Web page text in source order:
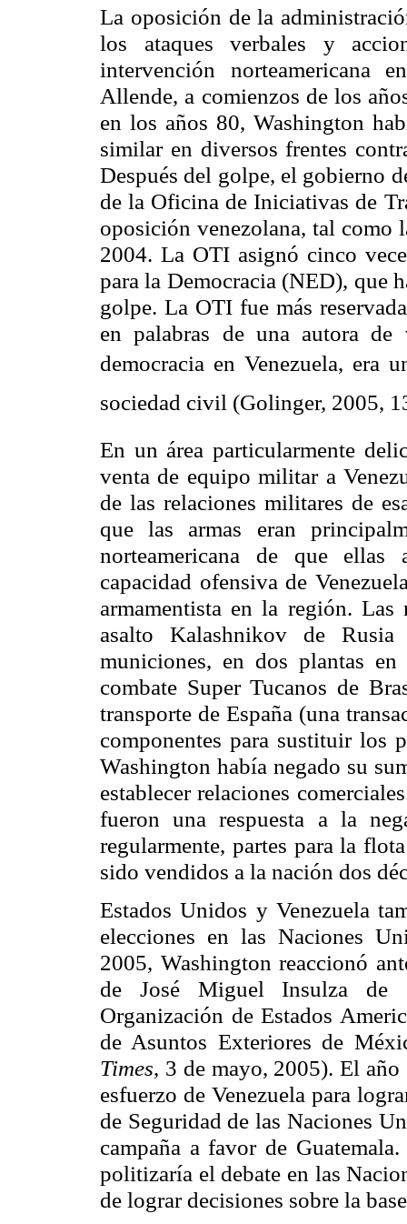
La oposición de la
los ataques verbales y
intervención norteamericana
Allende, a comienzos de los
en los años 80, Washington
similar en diversos frentes
Después del golpe, el gobierno
de la Oficina de Iniciativas de
oposición venezolana, tal como
2004. La OTI asignó cinco
para la Democracia (NED), que
golpe. La OTI fue más
en palabras de una autora
democracia en Venezuela, era
sociedad civil (Golinger, 2005,
En un área particularmente
venta de equipo militar a
de las relaciones militares de
que las armas eran
norteamericana de que ellas
capacidad ofensiva de
armamentista en la región.
asalto Kalashnikov de
municiones, en dos plantas en
combate Super Tucanos de
transporte de España (una
componentes para sustituir los
Washington había negado su
establecer relaciones
fueron una respuesta a la
regularmente, partes para la
sido vendidos a la nación dos
Estados Unidos y Venezuela
elecciones en las Naciones
2005, Washington reaccionó
de José Miguel Insulza de
Organización de Estados
de Asuntos Exteriores de
Times, 3 de mayo, 2005). El
esfuerzo de Venezuela para
de Seguridad de las Naciones
campaña a favor de
politizaría el debate en las
de lograr decisiones sobre la